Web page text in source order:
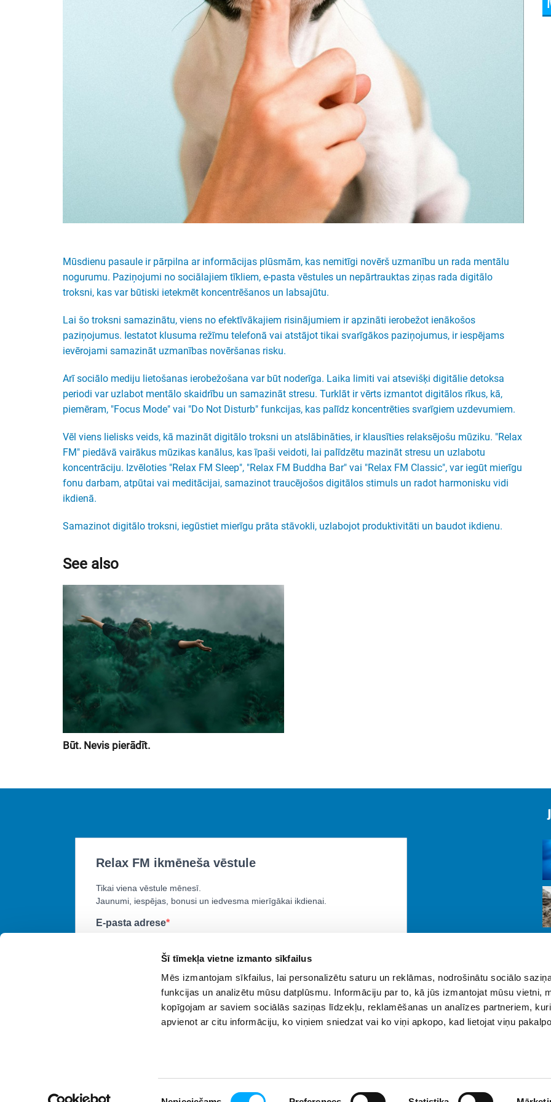
Šī tīmekļa vietne izmanto sīkfailus
Mēs izmantojam sīkfailus, lai personalizētu saturu un reklāmas, nodrošinātu sociālo
funkcijas un analizētu mūsu datplūsmu. Informāciju par to, kā jūs izmantojat mūsu vietni,
kopīgojam ar saviem sociālās saziņas līdzekļu, reklamēšanas un analīzes partneriem,
apvienot ar citu informāciju, ko viņiem sniedzat vai ko viņi apkopo, kad lietojat viņu
Mūsdienu pasaule ir pārpilna ar informācijas plūsmām, kas nemitīgi novērš uzmanību un rada mentālu
nogurumu. Paziņojumi no sociālajiem tīkliem, e-pasta vēstules un nepārtrauktas ziņas rada digitālo
troksni, kas var būtiski ietekmēt koncentrēšanos un labsajūtu.
Lai šo troksni samazinātu, viens no efektīvākajiem risinājumiem ir apzināti ierobežot ienākošos
paziņojumus. Iestatot klusuma režīmu telefonā vai atstājot tikai svarīgākos paziņojumus, ir iespējams
ievērojami samazināt uzmanības novēršanas risku.
Arī sociālo mediju lietošanas ierobežošana var būt noderīga. Laika limiti vai atsevišķi digitālie detoksa
periodi var uzlabot mentālo skaidrību un samazināt stresu. Turklāt ir vērts izmantot digitālos rīkus, kā,
piemēram, "Focus Mode" vai "Do Not Disturb" funkcijas, kas palīdz koncentrēties svarīgiem uzdevumiem.
Vēl viens lielisks veids, kā mazināt digitālo troksni un atslābināties, ir klausīties relaksējošu mūziku. "Relax
FM" piedāvā vairākus mūzikas kanālus, kas īpaši veidoti, lai palīdzētu mazināt stresu un uzlabotu
koncentrāciju. Izvēloties "Relax FM Sleep", "Relax FM Buddha Bar" vai "Relax FM Classic", var iegūt mierīgu
fonu darbam, atpūtai vai meditācijai, samazinot traucējošos digitālos stimuls un radot harmonisku vidi
ikdienā.
Samazinot digitālo troksni, iegūstiet mierīgu prāta stāvokli, uzlabojot produktivitāti un baudot ikdienu.
See also
Būt. Nevis pierādīt.